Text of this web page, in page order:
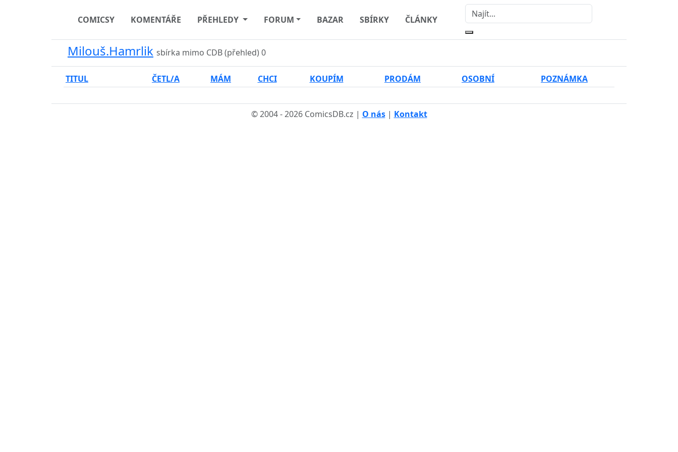
COMICSY KOMENTÁŘE PŘEHLEDY FORUM BAZAR SBÍRKY ČLÁNKY
Milouš.Hamrlik sbírka mimo CDB (přehled) 0
TITUL ČETL/A MÁM CHCI KOUPÍM PRODÁM OSOBNÍ POZNÁMKA
© 2004 - 2026 ComicsDB.cz | O nás| Kontakt